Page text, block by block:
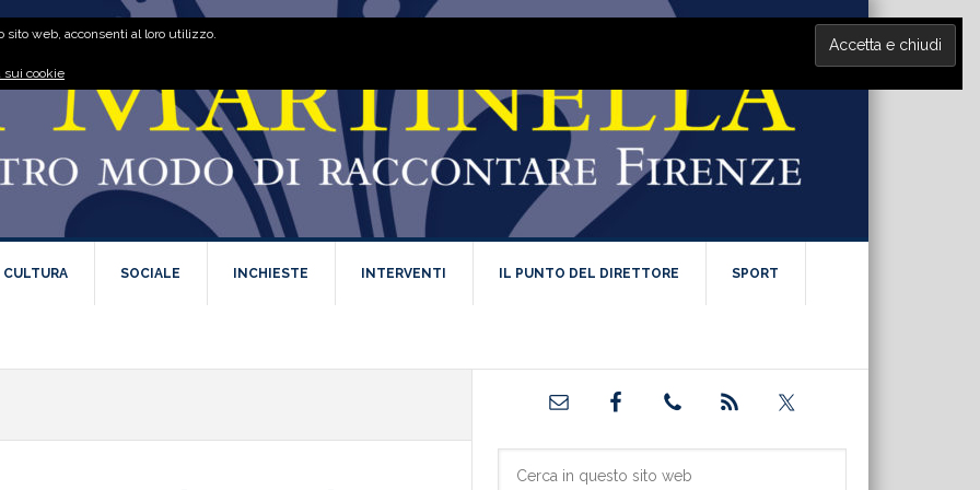
CULTURA SOCIALE INCHIESTE INTERVENTI IL PUNTO DEL DIRETTORE SPORT
Barra
primaria
web, acconsenti al loro utilizzo.
sui cookie